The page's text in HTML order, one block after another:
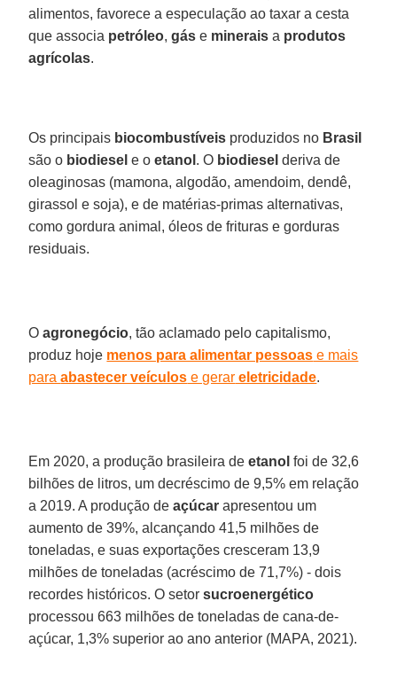
alimentos, favorece a especulação ao taxar a cesta
que associa petróleo,gás e minerais a produtos
agrícolas.
Os principais biocombustíveis produzidos no Brasil
são o biodiesel e o etanol . O biodiesel deriva de
oleaginosas (mamona, algodão, amendoim, dendê,
girassol e soja), e de matérias-primas alternativas,
como gordura animal, óleos de frituras e gorduras
residuais.
Oagronegócio, tão aclamado pelo capitalismo,
produz hoje menos para alimentar pessoas e mais
paraabastecer veículos e gerar eletricidade.
Em 2020, a produção brasileira deetanol foi de 32,6
bilhões de litros, um decréscimo de 9,5% em relação
a 2019. A produção deaçúcar apresentou um
aumento de 39%, alcançando 41,5 milhões de
toneladas, e suas exportações cresceram 13,9
milhões de toneladas (acréscimo de 71,7%) - dois
recordes históricos. O setorsucroenergético
processou 663 milhões de toneladas de cana-de-
açúcar, 1,3% superior ao ano anterior (MAPA, 2021).